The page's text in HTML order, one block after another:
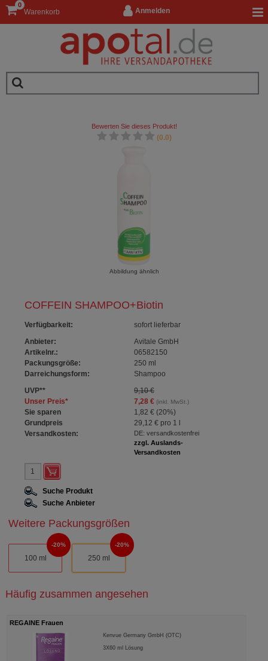
Anmelden
Warenkorb
0
COFFEIN SHAMPOO+Biotin
Verfügbarkeit:
sofort lieferbar
Anbieter:
Avitale GmbH
Artikelnr.:
06582150
Packungsgröße:
250 ml
Darreichungsform:
Shampoo
UVP**
9,10 €
Unser Preis* 7,28 €(inkl. MwSt.)
Sie sparen 1,82 € (20%)
Grundpreis
29,12 €pro 1 l
Versandkosten:
DE: versandkostenfrei
zzgl. Auslands-
Versandkosten
Bewerten Sie dieses Produkt!
(0.0)
Abbildung ähnlich
Suche Produkt
Suche Anbieter
Weitere Packungsgrößen
100 ml
20%
250 ml
20%
Häufig zusammen angesehen
REGAINE Frauen
Kenvue Germany GmbH (OTC)
3X60ml Lösung